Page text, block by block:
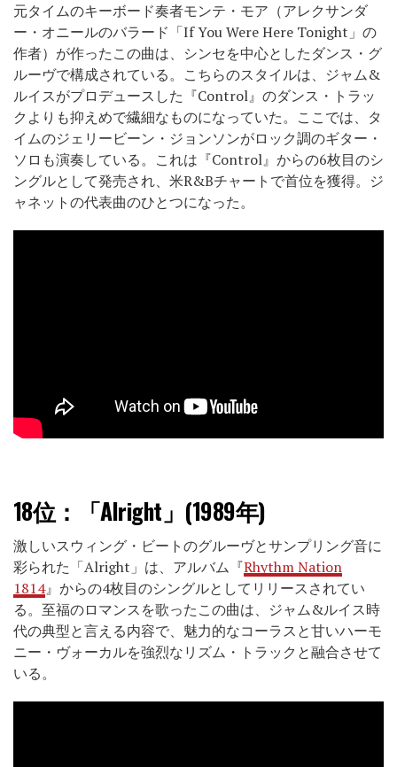
元タイムのキーボード奏者モンテ・モア（アレクサンダ
ー・オニールのバラード「If You Were Here Tonight」の
作者）が作ったこの曲は、シンセを中心としたダンス・グ
ルーヴで構成されている。こちらのスタイルは、ジャム&
ルイスがプロデュースした『Control』のダンス・トラッ
クよりも抑えめで繊細なものになっていた。ここでは、タ
イムのジェリービーン・ジョンソンがロック調のギター・
ソロも演奏している。これは『Control』からの6枚目のシ
ングルとして発売され、米R&Bチャートで首位を獲得。ジ
ャネットの代表曲のひとつになった。
18位： 「Alright」(1989年)
激しいスウィング・ビートのグルーヴとサンプリング音に
彩られた「Alright」は、アルバム『Rhythm Nation
1814』からの4枚目のシングルとしてリリースされてい
る。至福のロマンスを歌ったこの曲は、ジャム&ルイス時
代の典型と言える内容で、魅力的なコーラスと甘いハーモ
ニー・ヴォーカルを強烈なリズム・トラックと融合させて
いる。